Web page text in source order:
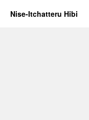
Nise-Itchatteru Hibi